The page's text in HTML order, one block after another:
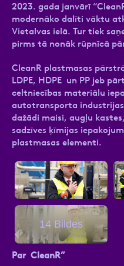
2023. gada janvārī
modernāko dalīti vāktu
Vietalvas ielā. Tur tiek
pirms tā nonāk rūpnīcā
CleanR plastmasas
LDPE, HDPE un PP jeb
celtniecības materiālu
autotransporta
dažādi maisi, augļu
sadzīves ķīmijas
plastmasas elementi.
14 Bildes
Par CleanR”